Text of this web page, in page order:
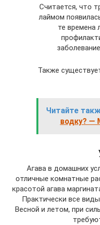
Считается, что
лаймом
те времена
Также
Читайте
водку? —
Агава в домашних
отличные комнатные
красотой агава
Практически все
Весной и летом, при